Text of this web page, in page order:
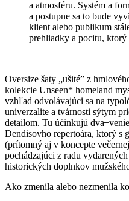
a atmosféru. Systém a
a postupne sa to bude
klient alebo publikum
prehliadky a pocitu, ktorý
Oversize šaty „ušité” z
kolekcie Unseen* homeland
vzhľad odvolávajúci sa na
univerzalite a tvárnosti sýtym
detailom. Tu účinkujú dva
Dendisovho repertoára, ktorý s
(prítomný aj v koncepte
pochádzajúci z radu
historických doplnkov
Ako zmenila alebo nezmenila